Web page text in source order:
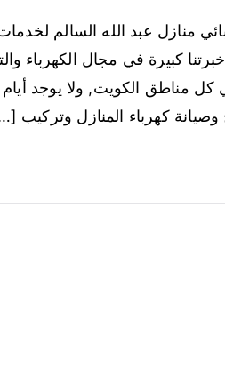
منازل عبد الله السالم
كبيرة في مجال الكهرباء
وصيانة كهرباء المنازل وتركيب